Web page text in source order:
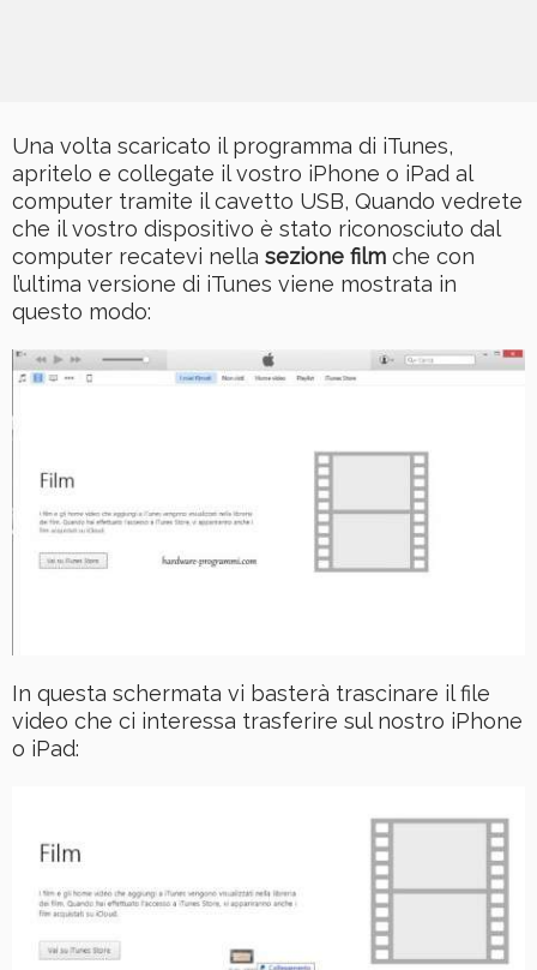
Una volta scaricato il programma di iTunes,
apritelo e collegate il vostro iPhone o iPad al
computer tramite il cavetto USB, Quando vedrete
che il vostro dispositivo è stato riconosciuto dal
computer recatevi nella sezione film che con
l’ultima versione di iTunes viene mostrata in
questo modo:
In questa schermata vi basterà trascinare il file
video che ci interessa trasferire sul nostro iPhone
o iPad: